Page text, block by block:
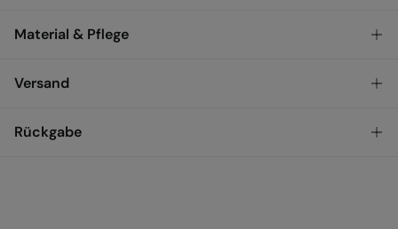
Material & Pflege
Material
Pflege
Versand
VERSAND ZU DIR NACH
HAUSE
Rückgabe